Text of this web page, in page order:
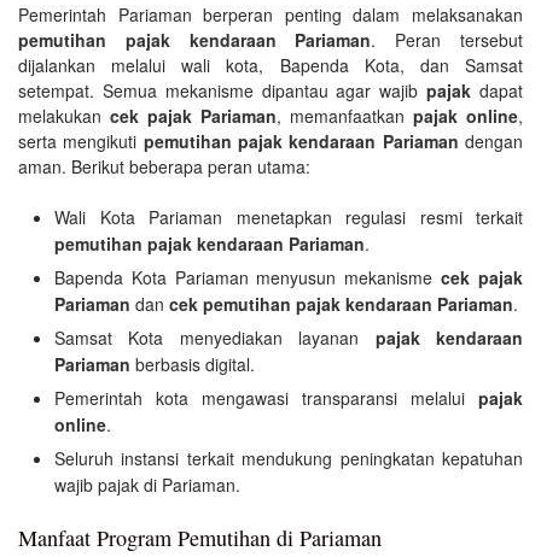
Pemerintah Pariaman berperan penting dalam melaksanakan
pemutihan pajak kendaraan Pariaman. Peran tersebut
dijalankan melalui wali kota, Bapenda Kota, dan Samsat
setempat. Semua mekanisme dipantau agar wajibpajak dapat
melakukan cek pajak Pariaman, memanfaatkan pajak online,
serta mengikuti pemutihan pajak kendaraan Pariaman dengan
aman. Berikut beberapa peran utama:
Wali Kota Pariaman menetapkan regulasi resmi terkait
pemutihan pajak kendaraan Pariaman.
Bapenda Kota Pariaman menyusun mekanismecek pajak
Pariaman dan cek pemutihan pajak kendaraan Pariaman.
Samsat Kota menyediakan layanan pajak kendaraan
Pariaman berbasis digital.
Pemerintah kota mengawasi transparansi melalui pajak
online.
Seluruh instansi terkait mendukung peningkatan kepatuhan
wajib pajak di Pariaman.
Manfaat Program Pemutihan di Pariaman